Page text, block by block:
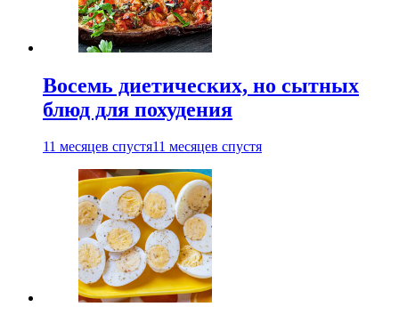
Восемь диетических, но сытных
блюд для похудения
11 месяцев спустя11 месяцев спустя